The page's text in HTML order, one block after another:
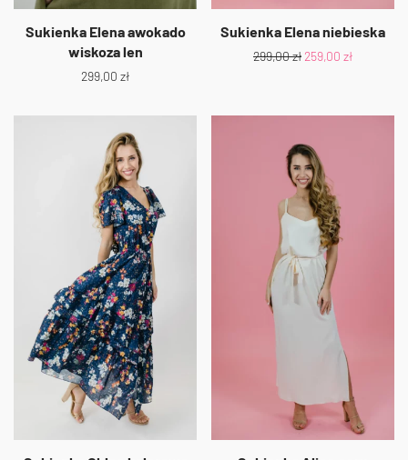
Sukienka Elena awokado
wiskoza len
299,00 zł
Sukienka Elena niebieska
299,00zł 259,00 zł